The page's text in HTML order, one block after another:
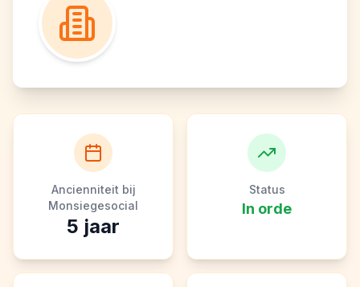
Ancienniteit bij
Monsiegesocial
5 jaar
Status
In orde